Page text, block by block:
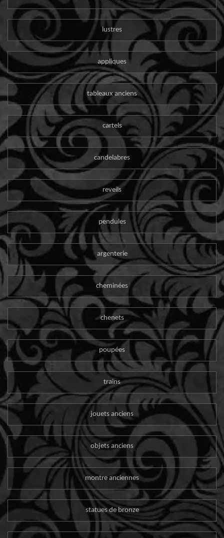
lustres
appliques
tableaux anciens
cartels
candelabres
reveils
pendules
argenterie
cheminées
chenets
poupées
trains
jouets anciens
objets anciens
montre anciennes
statues de bronze